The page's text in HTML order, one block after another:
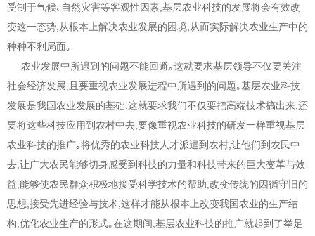
受制于气候､自然灾害等客观性因素,基层农业科技的发展将会有效改
变这一态势,从根本上解决农业发展的困境,从而实际解决农业生产中的
种种不利局面｡
农业发展中所遇到的问题不能回避｡这就要求基层领导不仅要关注
社会经济发展,且要重视农业发展进程中所遇到的问题｡基层农业科技
发展是我国农业发展的基础,这就要求我们不仅要把高端技术搞出来,还
要将这些科技应用到农村中去,要像重视农业科技的研发一样重视基层
农业科技的推广｡将优秀的农业科技人才派遣到农村,让他们到农民中
去,让广大农民能够切身感受到科技的力量和科技带来的巨大变革与效
益,能够使农民群众积极地接受科学技术的帮助,改变传统的因循守旧的
思想,接受先进经验与技术,这样才能从根本上改变我国农业的生产结
构,优化农业生产的形式｡在这期间,基层农业科技的推广就起到了举足